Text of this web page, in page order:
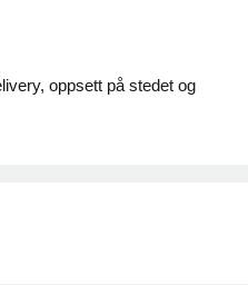
oppsett på stedet og